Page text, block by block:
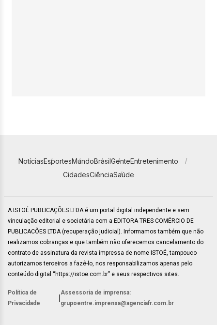
NotíciasEsportesMundoBrasilGenteEntretenimento
CidadesCiênciaSaúde
A ISTOÉ PUBLICAÇÕES LTDA é um portal digital independente e sem
vinculação editorial e societária com a EDITORA TRES COMÉRCIO DE
PUBLICACÕES LTDA (recuperação judicial). Informamos também que não
realizamos cobranças e que também não oferecemos cancelamento do
contrato de assinatura da revista impressa de nome ISTOÉ, tampouco
autorizamos terceiros a fazê-lo, nos responsabilizamos apenas pelo
conteúdo digital “https://istoe.com.br” e seus respectivos sites.
Política de
Privacidade
Assessoria de imprensa:
grupoentre.imprensa@agenciafr.com.br